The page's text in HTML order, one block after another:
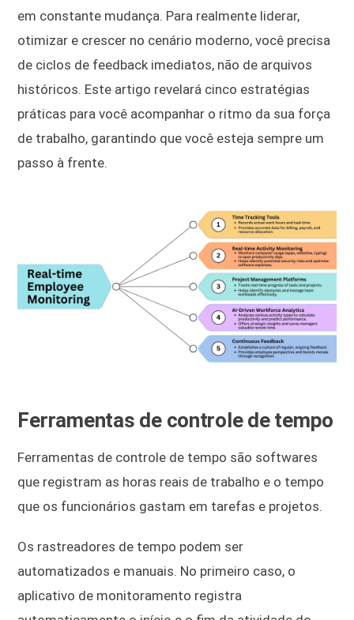
em constante mudança. Para realmente liderar,
otimizar e crescer no cenário moderno, você precisa
de ciclos de feedback imediatos, não de arquivos
históricos. Este artigo revelará cinco estratégias
práticas para você acompanhar o ritmo da sua força
de trabalho, garantindo que você esteja sempre um
passo à frente.
Ferramentas de controle de tempo
Ferramentas de controle de tempo são softwares
que registram as horas reais de trabalho e o tempo
que os funcionários gastam em tarefas e projetos.
Os rastreadores de tempo podem ser
automatizados e manuais. No primeiro caso, o
aplicativo de monitoramento registra